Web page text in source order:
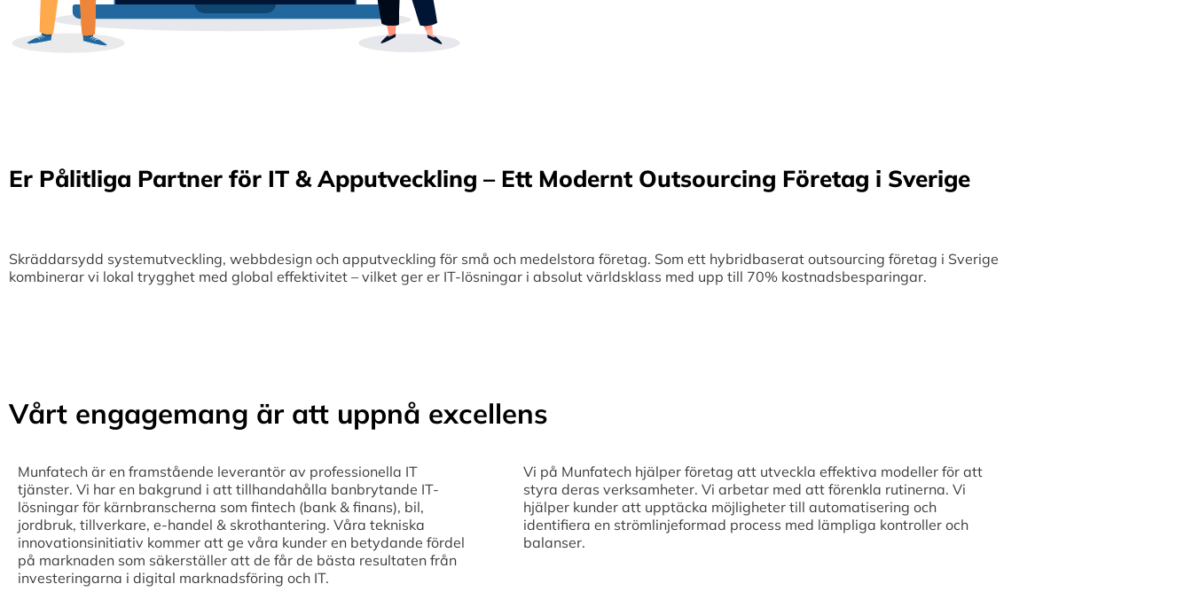
Er Pålitliga Partner för IT & Apputveckling – Ett Modernt Outsourcing Företag i Sverige
Skräddarsydd systemutveckling, webbdesign och apputveckling för små och medelstora företag. Som ett hybridbaserat outsourcing företag i Sverige
kombinerar vi lokal trygghet med global effektivitet – vilket ger er IT-lösningar i absolut världsklass med upp till 70% kostnadsbesparingar.
Vårt engagemang är att uppnå excellens
Munfatech är en framstående leverantör av professionella IT
tjänster. Vi har en bakgrund i att tillhandahålla banbrytande IT-
lösningar för kärnbranscherna som fintech (bank & finans), bil,
jordbruk, tillverkare, e-handel & skrothantering. Våra tekniska
innovationsinitiativ kommer att ge våra kunder en betydande fördel
på marknaden som säkerställer att de får de bästa resultaten från
investeringarna i digital marknadsföring och IT.
Vi på Munfatech hjälper företag att utveckla effektiva modeller för att
styra deras verksamheter. Vi arbetar med att förenkla rutinerna. Vi
hjälper kunder att upptäcka möjligheter till automatisering och
identifiera en strömlinjeformad process med lämpliga kontroller och
balanser.